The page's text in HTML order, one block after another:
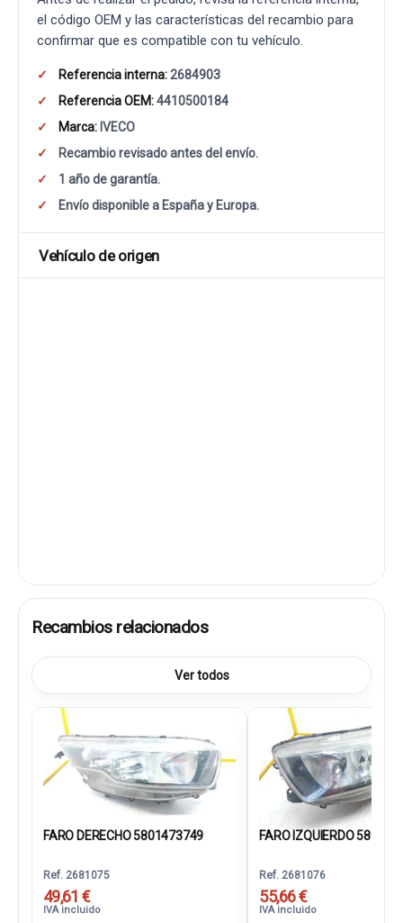
el código OEM y las características del recambio para
confirmar que es compatible con tu vehículo.
Referencia interna:2684903
Referencia OEM:4410500184
Marca: IVECO
Recambio revisado antes del envío.
1 año de garantía.
Envío disponible a España y Europa.
Vehículo de origen
Recambios relacionados
Ver todos
FARO DERECHO 5801473749
Ref. 2681075
49,61 €
IVA incluido
FARO IZQUIERDO
Ref. 2681076
55,66 €
IVA incluido